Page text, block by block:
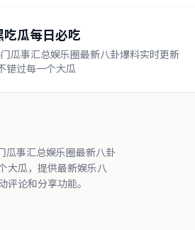
吃瓜每日必吃
瓜事汇总娱乐圈最新八卦爆料实时更新
错过每一个大瓜
瓜事汇总娱乐圈最新八卦
大瓜，提供最新娱乐八
评论和分享功能。